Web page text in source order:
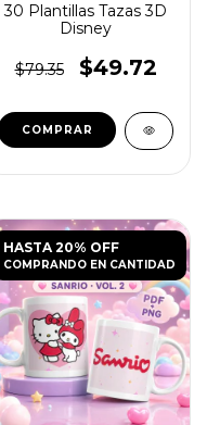
30 Plantillas Tazas 3D
Disney
$79.35 $49.72
HASTA 20% OFF
COMPRANDO EN CANTIDAD